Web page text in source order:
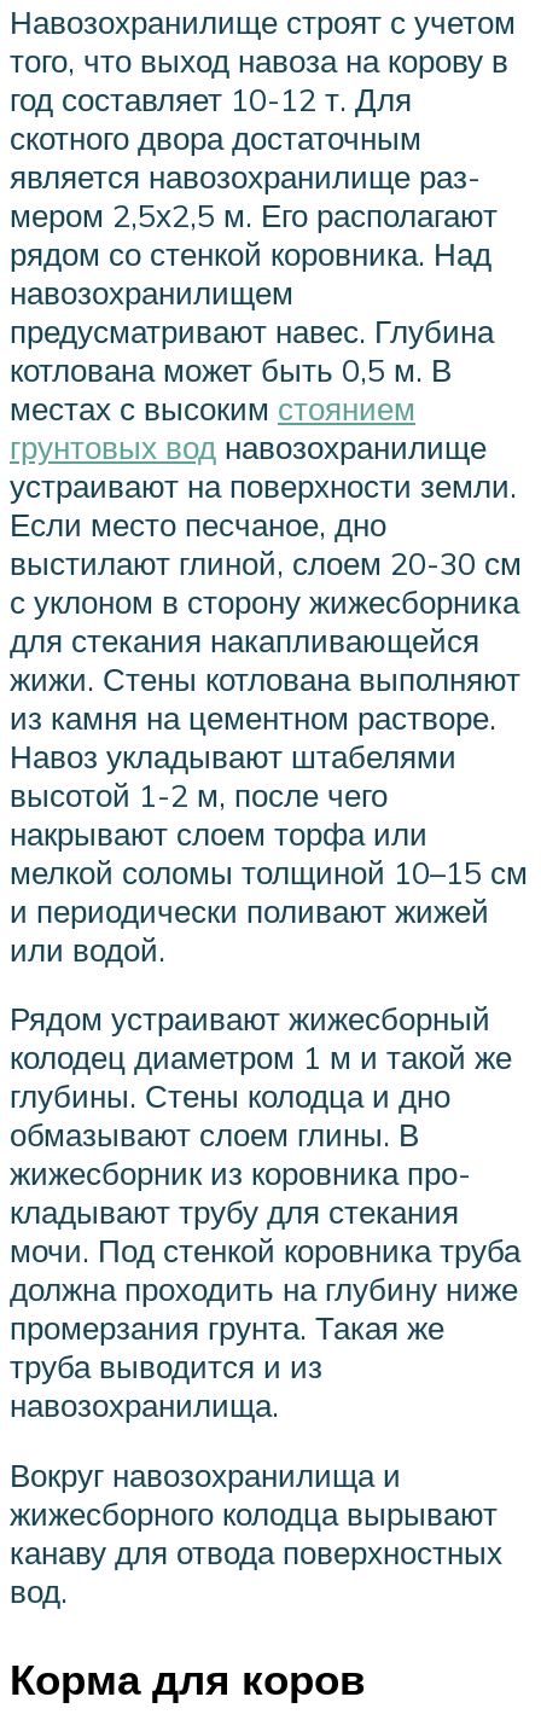
Навозохранилище строят с учетом
того, что выход навоза на корову в
год составляет 10-12 т. Для
скотного двора достаточным
является навозохранилище раз-
мером 2,5х2,5 м. Его располагают
рядом со стенкой коровника. Над
навозохранилищем
предусматривают навес. Глубина
котлована может быть 0,5 м. В
местах с высоким стоянием
грунтовых вод навозохранилище
устраивают на поверхности земли.
Если место песчаное, дно
выстилают глиной, слоем 20-30 см
с уклоном в сторону жижесборника
для стекания накапливающейся
жижи. Стены котлована выполняют
из камня на цементном растворе.
Навоз укладывают штабелями
высотой 1-2 м, после чего
накрывают слоем торфа или
мелкой соломы толщиной 10–15 см
и периодически поливают жижей
или водой.
Рядом устраивают жижесборный
колодец диаметром 1 м и такой же
глубины. Стены колодца и дно
обмазывают слоем глины. В
жижесборник из коровника про-
кладывают трубу для стекания
мочи. Под стенкой коровника труба
должна проходить на глубину ниже
промерзания грунта. Такая же
труба выводится и из
навозохранилища.
Вокруг навозохранилища и
жижесборного колодца вырывают
канаву для отвода поверхностных
вод.
Корма для коров